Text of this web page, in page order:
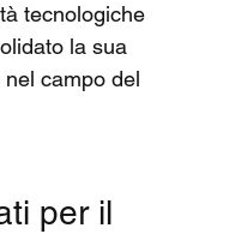
tecnologiche
la sua
campo del
per il